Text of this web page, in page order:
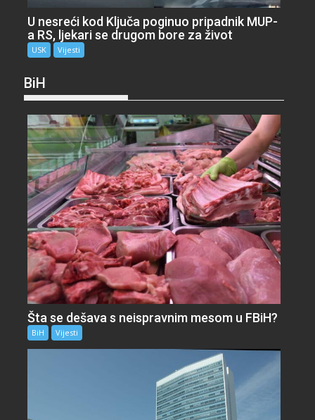
U nesreći kod Ključa poginuo pripadnik MUP-
a RS, ljekari se drugom bore za život
USK Vijesti
BiH
Šta se dešava s neispravnim mesom u FBiH?
BiH Vijesti